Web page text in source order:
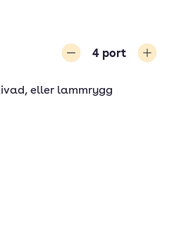
4 port
eller lammrygg